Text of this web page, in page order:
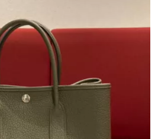
宅配買取を申し込む
料の宅配キットをお届けします